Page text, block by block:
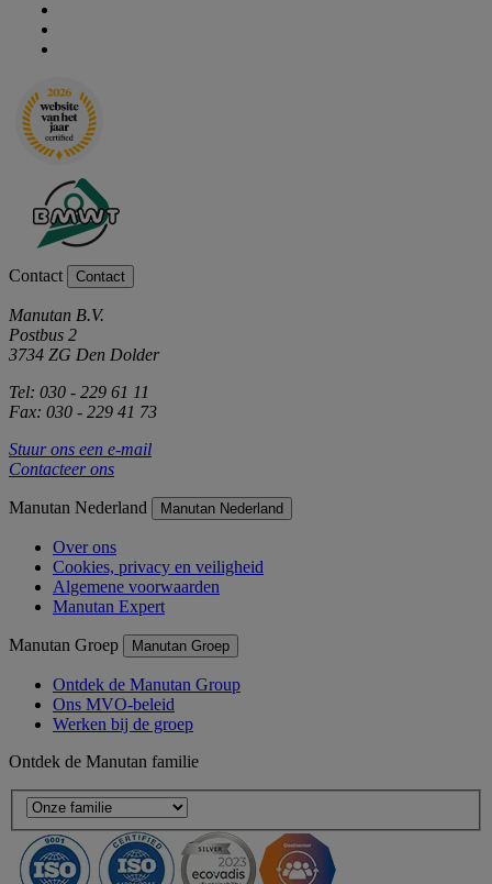
Contact Contact
Manutan B.V.
Postbus 2
3734 ZG Den Dolder
Tel: 030 - 229 61 11
Fax: 030 - 229 41 73
Stuur ons een e-mail
Contacteer ons
Manutan Nederland Manutan Nederland
Over ons
Cookies, privacy en veiligheid
Algemene voorwaarden
Manutan Expert
Manutan Groep Manutan Groep
Ontdek de Manutan Group
Ons MVO-beleid
Werken bij de groep
Ontdek de Manutan familie